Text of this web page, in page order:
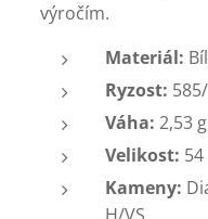
výročím.
Materiál:
Ryzost:
Váha: 2,53 g
Velikost: 54
Kameny: